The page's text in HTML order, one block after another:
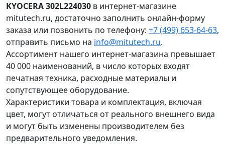
KYOCERA 302L224030 в интернет-магазине
mitutech.ru, достаточно заполнить онлайн-форму
заказа или позвонить по телефону: +7 (499) 653-64-63,
отправить письмо на info@mitutech.ru.
Ассортимент нашего интернет-магазина превышает
40 000 наименований, в число которых входят
печатная техника, расходные материалы и
сопутствующее оборудование.
Характеристики товара и комплектация, включая
цвет, могут отличаться от реального внешнего вида
и могут быть изменены производителем без
предварительного уведомления.